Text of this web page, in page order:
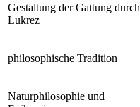
Gestaltung der Gattung durch
Lukrez
philosophische Tradition
Naturphilosophie und